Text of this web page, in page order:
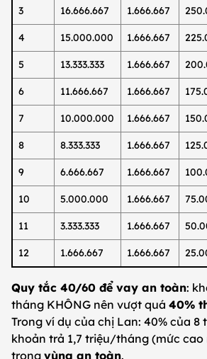
3 16.666.667 1.666.667
4 15.000.000 1.666.667
5 13.333.333 1.666.667
6 11.666.667 1.666.667
7 10.000.000 1.666.667
8 8.333.333 1.666.667
9 6.666.667 1.666.667
10 5.000.000 1.666.667
11 3.333.333 1.666.667
12 1.666.667 1.666.667
Quy tắc 40/60 để vay an toàn:
tháng KHÔNG nên vượt quá 40%
Trong ví dụ của chị Lan: 40% của 8
khoản trả 1,7 triệu/tháng (mức
trong vùng an toàn.